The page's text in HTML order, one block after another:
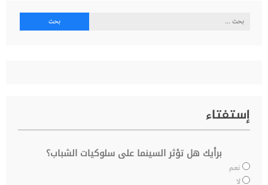
البحث
إستفتاء
برأيك هل تؤثر السينما على سلوكيات الشباب؟
نعم
لا